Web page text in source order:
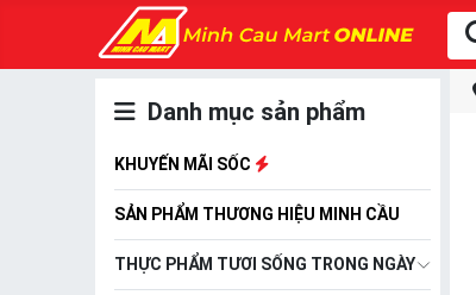
Danh mục sản phẩm
KHUYẾN MÃI SỐC
SẢN PHẨM THƯƠNG HIỆU MINH CẦU
THỰC PHẨM TƯƠI SỐNG TRONG NGÀY